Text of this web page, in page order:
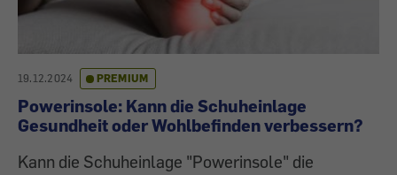
19.12.2024 PREMIUM
Powerinsole: Kann die Schuheinlage
Gesundheit oder Wohlbefinden verbessern?
Kann die Schuheinlage "Powerinsole" die